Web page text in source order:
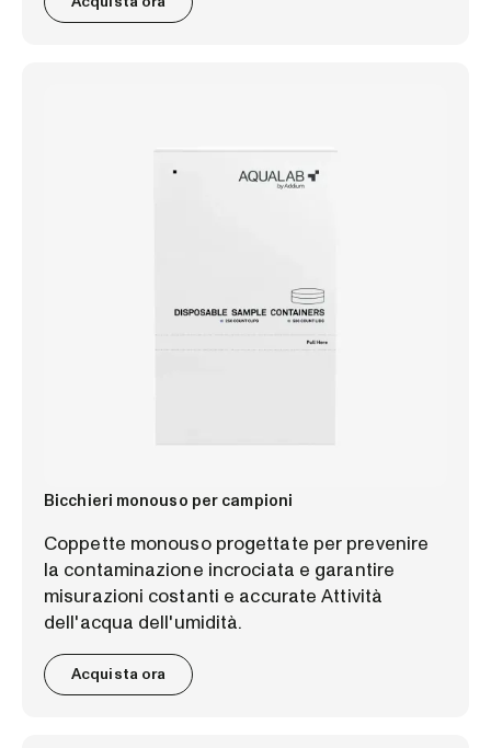
Bicchieri monouso per campioni
Coppette monouso progettate per prevenire
la contaminazione incrociata e garantire
misurazioni costanti e accurate Attività
dell'acqua dell'umidità.
Acquista ora